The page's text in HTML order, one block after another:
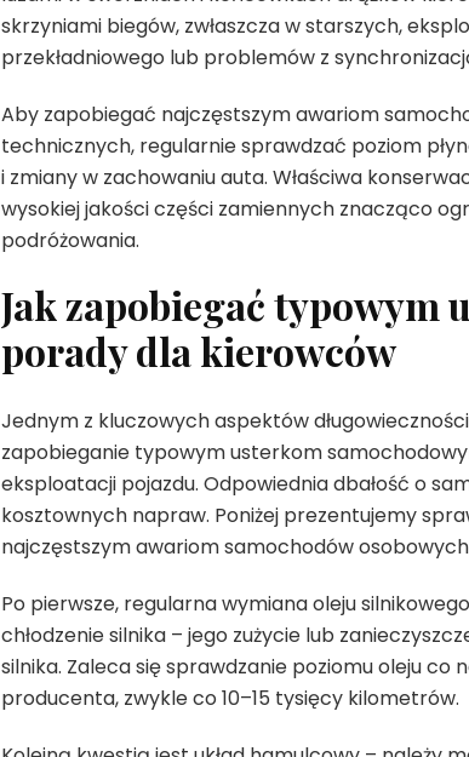
skrzyniami biegów, zwłaszcza w starszych,
przekładniowego lub problemów z
Aby zapobiegać najczęstszym awariom
technicznych, regularnie sprawdzać poziom
i zmiany w zachowaniu auta. Właściwa
wysokiej jakości części zamiennych znacząco
podróżowania.
Jak zapobiegać typowym
porady dla kierowców
Jednym z kluczowych aspektów
zapobieganie typowym usterkom
eksploatacji pojazdu. Odpowiednia dbałość o
kosztownych napraw. Poniżej prezentujemy
najczęstszym awariom samochodów
Po pierwsze, regularna wymiana oleju
chłodzenie silnika – jego zużycie lub
silnika. Zaleca się sprawdzanie poziomu oleju
producenta, zwykle co 10–15 tysięcy kilometrów.